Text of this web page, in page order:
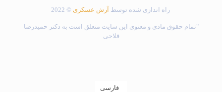
راه اندازی شده توسط آرش عسکری © 2022
"تمام حقوق مادی و معنوی این سایت متعلق است به دکتر حمیدرضا
فلاحی
فارسی